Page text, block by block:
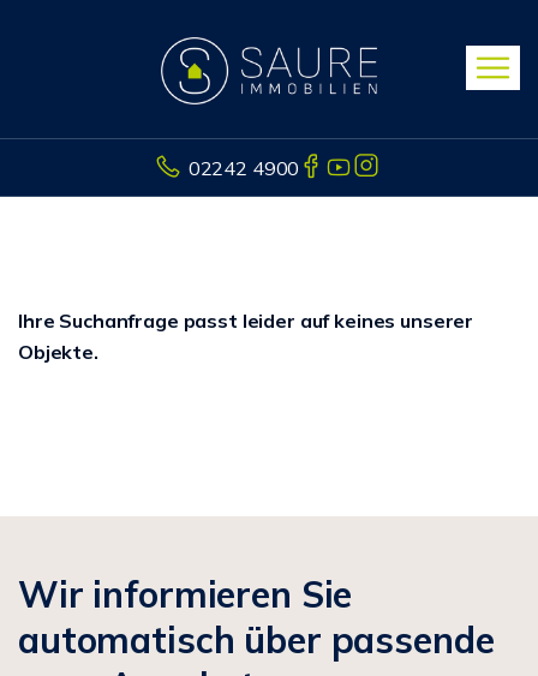
02242 4900
Ihre Suchanfrage passt leider auf keines unserer
Objekte.
Wir informieren Sie
automatisch über passende